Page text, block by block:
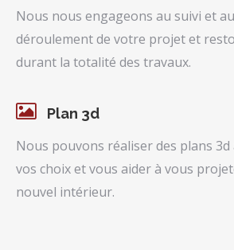
Nous nous engageons au suivi et
déroulement de votre projet et
durant la totalité des travaux.
Plan 3d
Nous pouvons réaliser des plans
vos choix et vous aider à vous
nouvel intérieur.